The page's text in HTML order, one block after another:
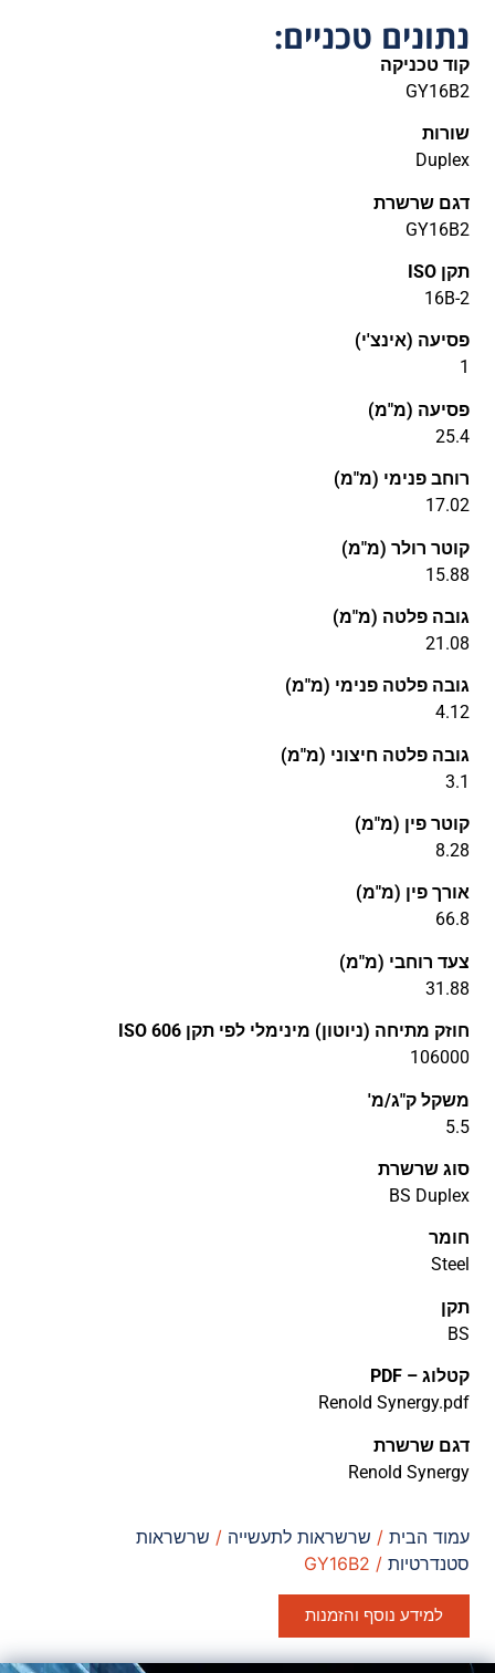
נתונים טכניים:
קוד טכניקה
GY16B2
שורות
Duplex
דגם שרשרת
GY16B2
תקן ISO
16B-2
פסיעה (אינצ'י)
1
פסיעה (מ"מ)
25.4
רוחב פנימי (מ"מ)
17.02
קוטר רולר (מ"מ)
15.88
גובה פלטה (מ"מ)
21.08
גובה פלטה פנימי (מ"מ)
4.12
גובה פלטה חיצוני (מ"מ)
3.1
קוטר פין (מ"מ)
8.28
אורך פין (מ"מ)
66.8
צעד רוחבי (מ"מ)
31.88
חוזק מתיחה (ניוטון) מינימלי לפי תקן ISO 606
106000
משקל ק"ג/מ'
5.5
סוג שרשרת
BS Duplex
חומר
Steel
תקן
BS
קטלוג – PDF
Renold Synergy.pdf
דגם שרשרת
Renold Synergy
עמוד הבית / שרשראות לתעשייה / שרשראות
סטנדרטיות / GY16B2
למידע נוסף והזמנות